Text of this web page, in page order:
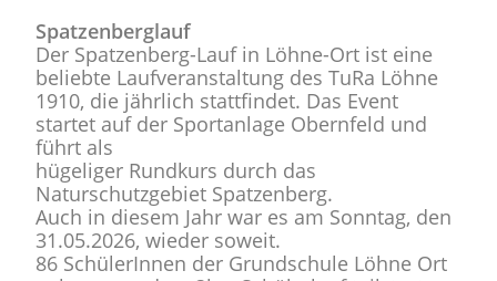
Spatzenberglauf
Der Spatzenberg-Lauf in Löhne-Ort ist eine
beliebte Laufveranstaltung des TuRa Löhne
1910, die jährlich stattfindet. Das Event
startet auf der Sportanlage Obernfeld und
führt als
hügeliger Rundkurs durch das
Naturschutzgebiet Spatzenberg.
Auch in diesem Jahr war es am Sonntag, den
31.05.2026, wieder soweit.
86 SchülerInnen der Grundschule Löhne Ort